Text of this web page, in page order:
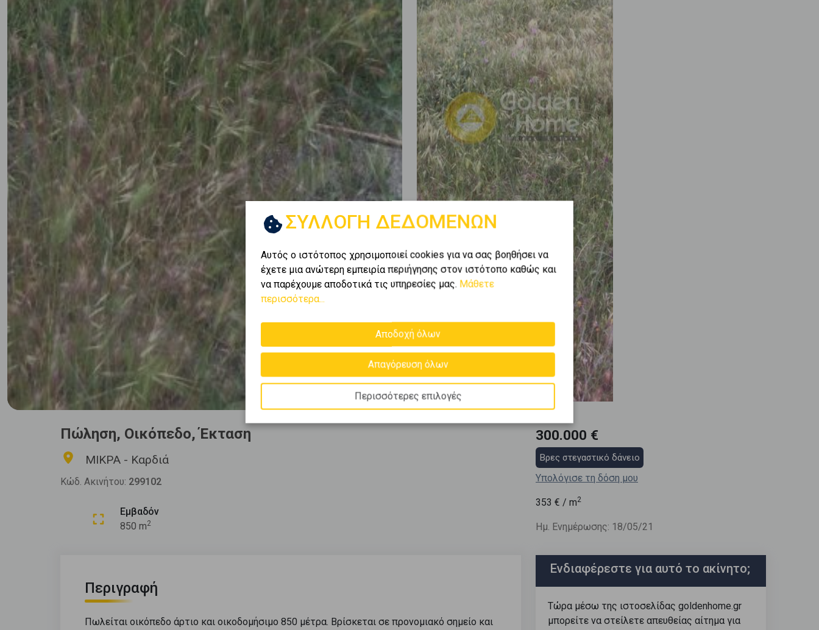
Πώληση, Οικόπεδο, Έκταση
ΜΙΚΡΑ - Καρδιά
Κώδ. Ακινήτου: 299102
Εμβαδόν
850 m2
300.000 €
Βρες στεγαστικό δάνειο
Υπολόγισε τη δόση μου
353 € / m2
Ημ. Ενημέρωσης: 18/05/21
Περιγραφή
Πωλείται οικόπεδο άρτιο και οικοδομήσιμο 850 μέτρα. Βρίσκεται σε προνομιακό σημείο και
Ενδιαφέρεστε για αυτό το ακίνητο;
Τώρα μέσω της ιστοσελίδας goldenhome.gr
μπορείτε να στείλετε απευθείας αίτημα για
ΣΥΛΛΟΓΗ ΔΕΔΟΜΕΝΩΝ
Αυτός ο ιστότοπος χρησιμοποιεί cookies για να σας βοηθήσει να
έχετε μια ανώτερη εμπειρία περιήγησης στον ιστότοπο καθώς και
να παρέχουμε αποδοτικά τις υπηρεσίες μας. Μάθετε
περισσότερα...
Αποδοχή όλων
Απαγόρευση όλων
Περισσότερες επιλογές